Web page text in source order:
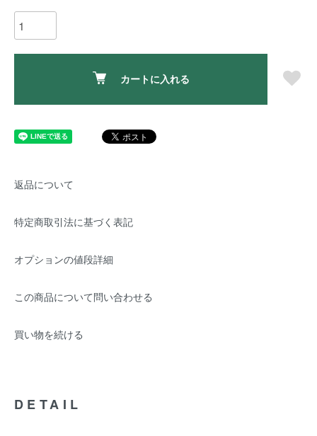
カートに入れる
返品について
特定商取引法に基づく表記
オプションの値段詳細
この商品について問い合わせる
買い物を続ける
DETAIL